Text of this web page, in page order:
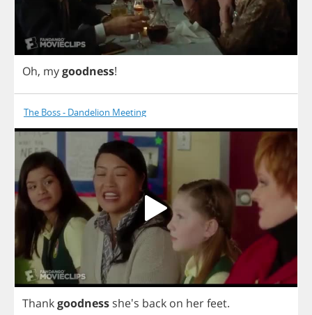
Oh, mygoodness!
The Boss - Dandelion Meeting
Thankgoodness she's back on herfeet.